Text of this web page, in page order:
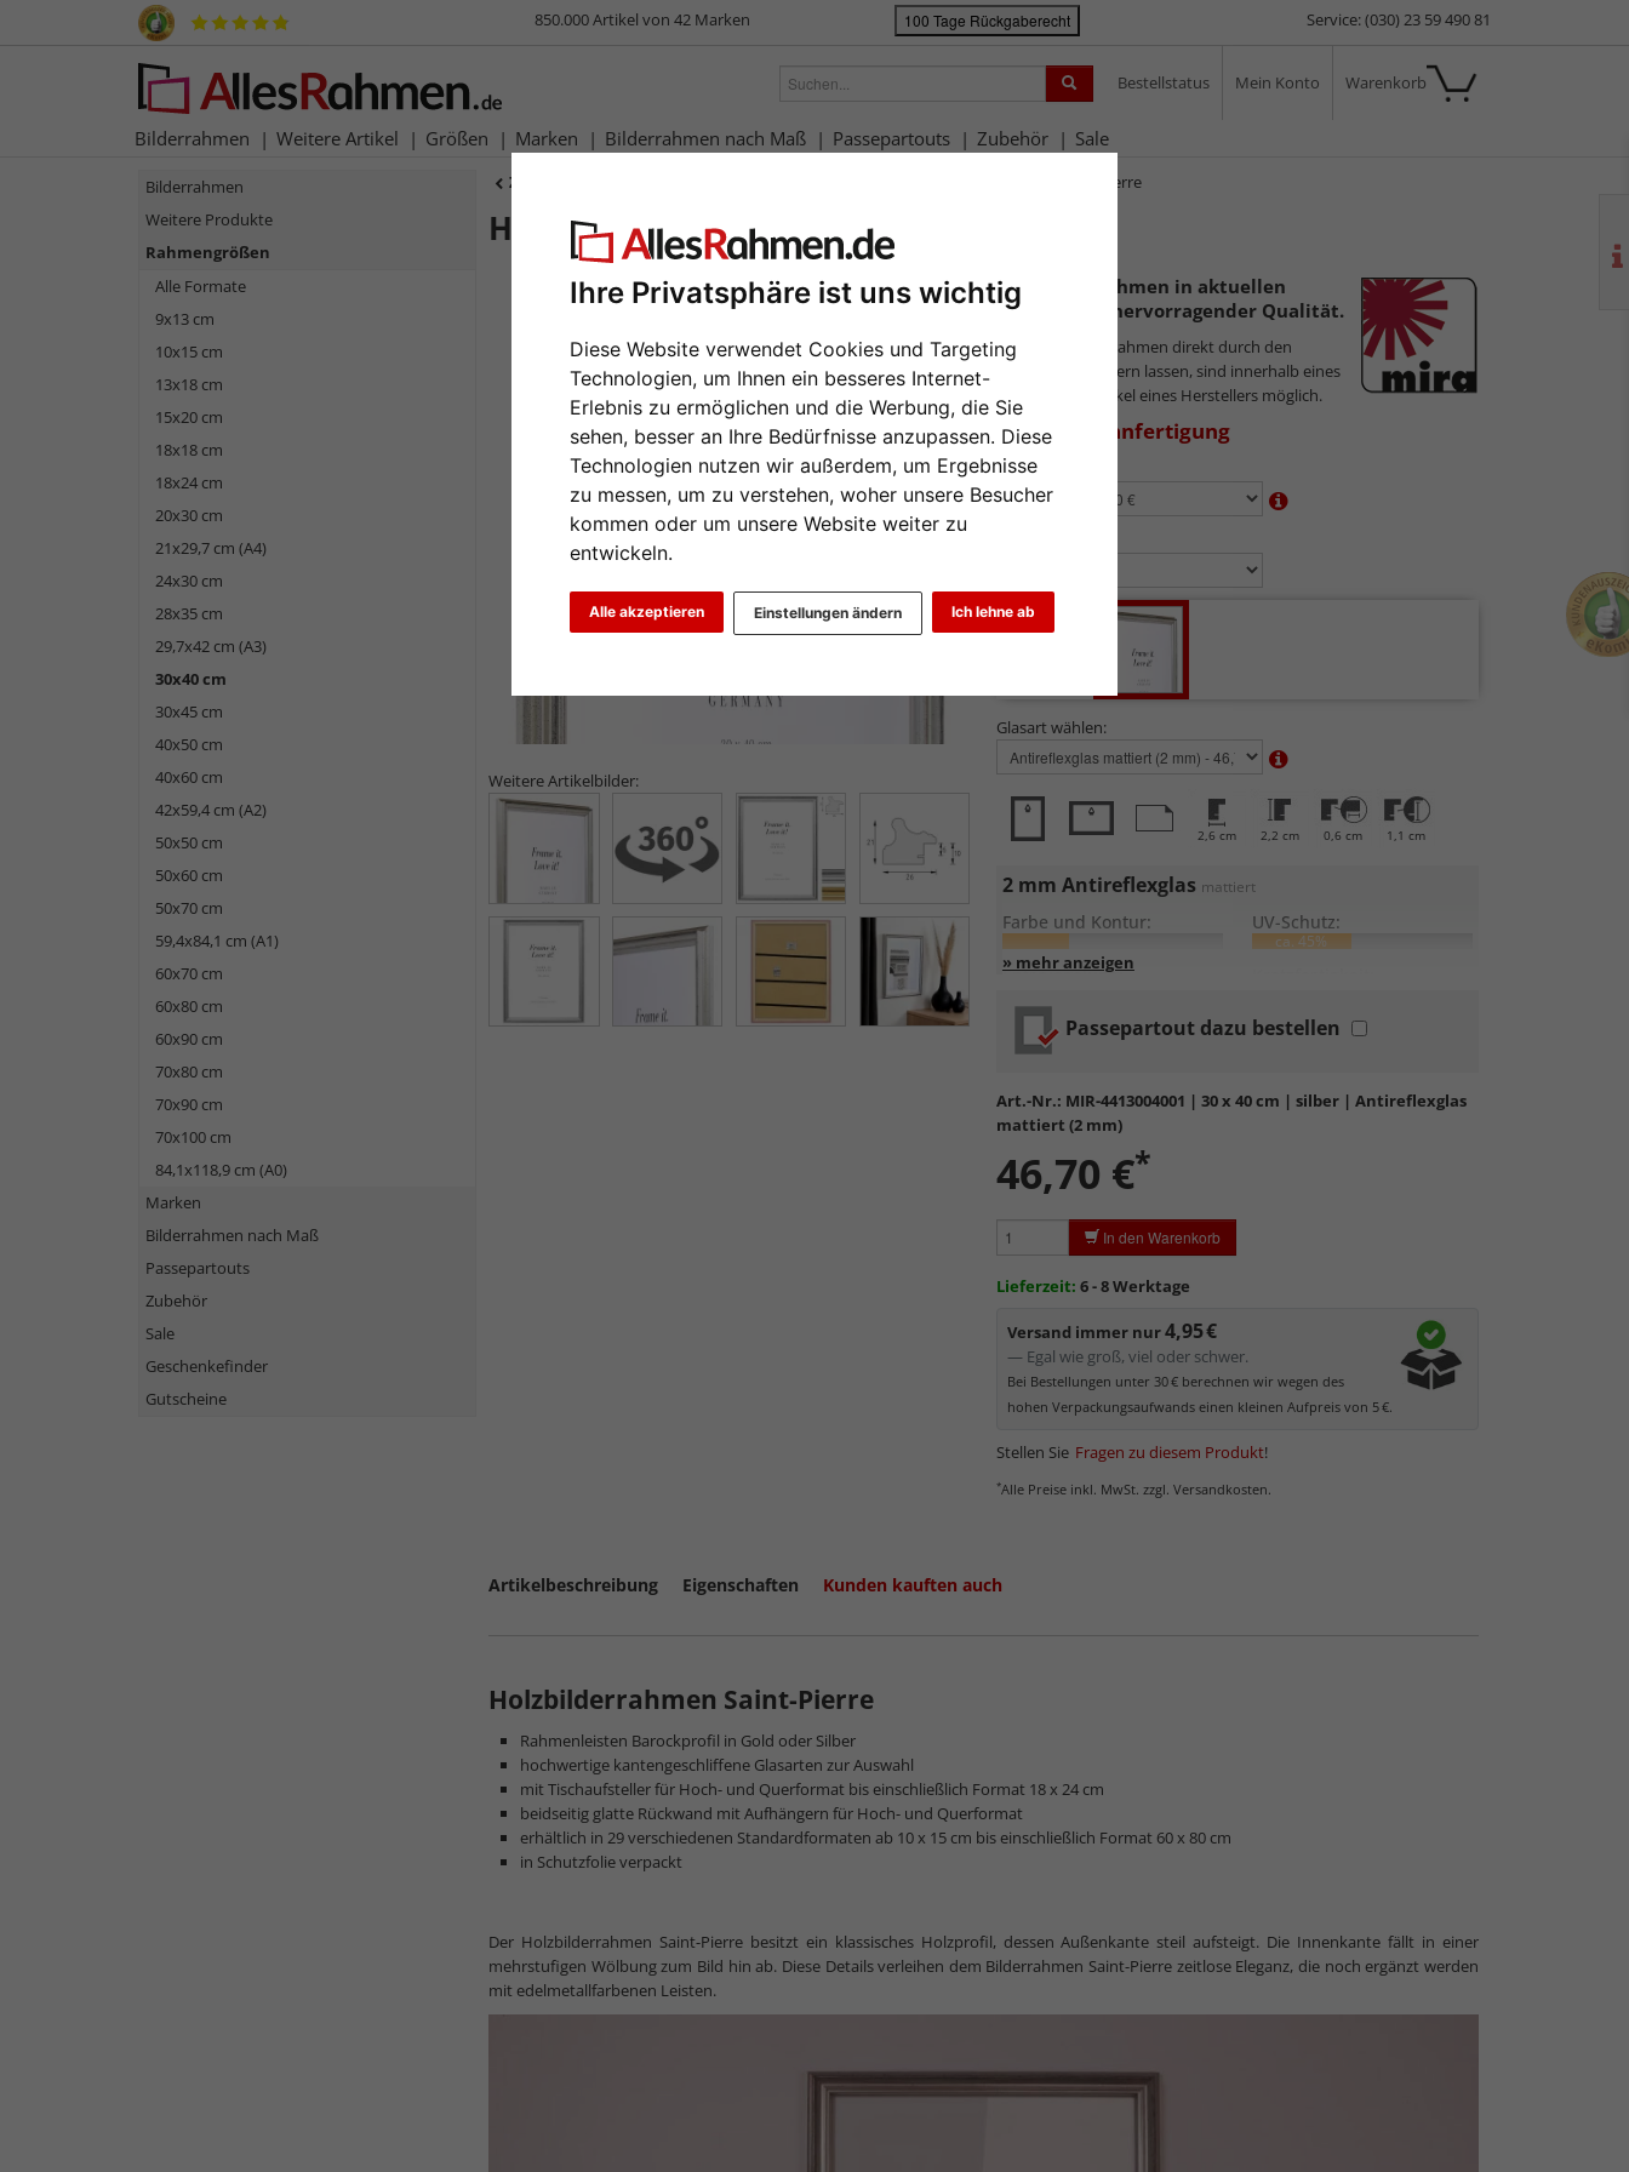
Ihre Privatsphäre ist uns wichtig
Diese Website verwendet Cookies und Targeting
Technologien, um Ihnen ein besseres Internet-
Erlebnis zu ermöglichen und die Werbung, die Sie
sehen, besser an Ihre Bedürfnisse anzupassen. Diese
Technologien nutzen wir außerdem, um Ergebnisse
zu messen, um zu verstehen, woher unsere Besucher
kommen oder um unsere Website weiter zu
entwickeln.
Alle akzeptieren Ich lehne ab
Einstellungen ändern
850.000 Artikel von 42 Marken 100 Tage Rückgaberecht Service: (030) 23 59 490 81
Bestellstatus Mein Konto Warenkorb
Bilderrahmen Weitere Artikel Größen Marken Bilderrahmen nach Maß Passepartouts Zubehör Sale
Zurück Holzrahmen Saint-Pierre
Holzrahmen Saint-Pierre
Weitere Artikelbilder:
Holz-Bilderrahmen in aktuellen
Designs und hervorragender Qualität.
Da wir die Bilderrahmen direkt durch den
Hersteller ausliefern lassen, sind innerhalb eines
Auftrags nur Artikel eines Herstellers möglich.
zur Maßanfertigung
Format wählen:
Glasart wählen:
2,6 cm 2,2 cm 0,6 cm 1,1 cm
2 mm Antireflexglas mattiert
Farbe und Kontur: UV-Schutz:
ca. 45%
Entspiegelung:
Mattiertes Standardglasin hochwertiger Floatglas-Qualität.
Die
Formstabil, witterungs- und hitzebeständig
Verminderte Farbtreue und Konturen
mattierter Oberflächer.
Mattiertes Antireflexglas ist
Distanzrahmen geeignet. Mit zunehmendem Abstand zum
Bild wird dieses Glas milchig. Hier empfehlen wir als
Passepartout dazu bestellen
Art.-Nr.: MIR-4413004001 | 30 x 40 cm | silber | Antireflexglas
mattiert (2 mm)
46,70 €*
In den Warenkorb
Lieferzeit: 6 - 8 Werktage
Versand immer nur4,95 €
— Egal wie groß, viel oder schwer.
Bei Bestellungen unter 30 € berechnen wir wegen des
hohen Verpackungsaufwands einen kleinen Aufpreis von 5 €.
Stellen Sie Fragen zu diesem Produkt!
*Alle Preise inkl. MwSt. zzgl. Versandkosten.
Artikelbeschreibung Eigenschaften Kunden kauften auch
Holzbilderrahmen Saint-Pierre
Rahmenleisten Barockprofil in Gold oder Silber
hochwertige kantengeschliffene Glasarten zur Auswahl
mit Tischaufsteller für Hoch- und Querformat bis einschließlich Format 18 x 24 cm
beidseitig glatte Rückwand mit Aufhängern für Hoch- und Querformat
erhältlich in 29 verschiedenen Standardformaten ab 10 x 15 cm bis einschließlich Format 60 x 80 cm
in Schutzfolie verpackt
Der Holzbilderrahmen Saint-Pierre besitzt ein klassisches Holzprofil, dessen Außenkante steil aufsteigt. Die Innenkante fällt in einer
mehrstufigen Wölbung zum Bild hin ab. Diese Details verleihen dem Bilderrahmen Saint-Pierre zeitlose Eleganz, die noch ergänzt werden
mit edelmetallfarbenen Leisten.
Bilderrahmen
Weitere Produkte
Rahmengrößen
Alle Formate
9x13 cm
10x15 cm
13x18 cm
15x20 cm
18x18 cm
18x24 cm
20x30 cm
21x29,7 cm (A4)
24x30 cm
28x35 cm
29,7x42 cm (A3)
30x40 cm
30x45 cm
40x50 cm
40x60 cm
42x59,4 cm (A2)
50x50 cm
50x60 cm
50x70 cm
59,4x84,1 cm (A1)
60x70 cm
60x80 cm
60x90 cm
70x80 cm
70x90 cm
70x100 cm
84,1x118,9 cm (A0)
Marken
Bilderrahmen nach Maß
Passepartouts
Zubehör
Sale
Geschenkefinder
Gutscheine